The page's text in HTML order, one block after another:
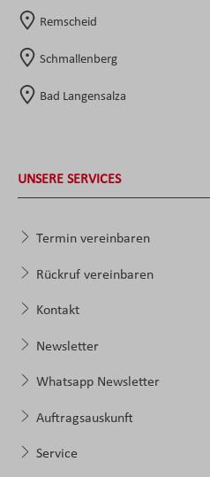
Remscheid
Schmallenberg
Bad Langensalza
UNSERE SERVICES
Termin vereinbaren
Rückruf vereinbaren
Kontakt
Newsletter
Whatsapp Newsletter
Auftragsauskunft
Service